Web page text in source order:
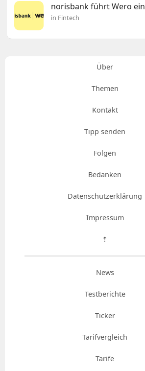
norisbank führt Wero ein
in Fintech
Über
Themen
Kontakt
Tipp senden
Folgen
Bedanken
Datenschutzerklärung
Impressum
⇡
News
Testberichte
Ticker
Tarifvergleich
Tarife